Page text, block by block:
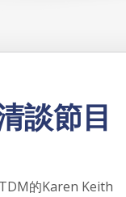
談節目
的Karen Keith